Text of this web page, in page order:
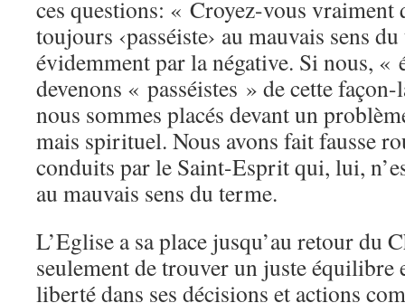
ces questions: « Croyez-vous
toujours ‹passéiste› au mauvais sens
évidemment par la négative. Si nous, «
devenons « passéistes » de cette
nous sommes placés devant un
mais spirituel. Nous avons fait fausse
conduits par le Saint-Esprit qui, lui,
au mauvais sens du terme.
L’Eglise a sa place jusqu’au retour du
seulement de trouver un juste équilibre
liberté dans ses décisions et actions